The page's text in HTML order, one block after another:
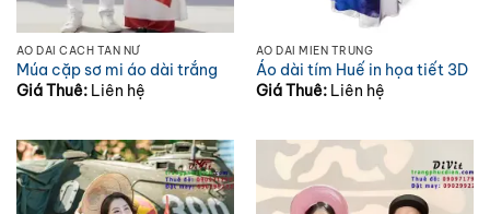
ÁO DÀI CÁCH TÂN NỮ
Múa cặp sơ mi áo dài trắng
Giá Thuê: Liên hệ
ÁO DÀI MIỀN TRUNG
Áo dài tím Huế in họa tiết 3D
Giá Thuê: Liên hệ